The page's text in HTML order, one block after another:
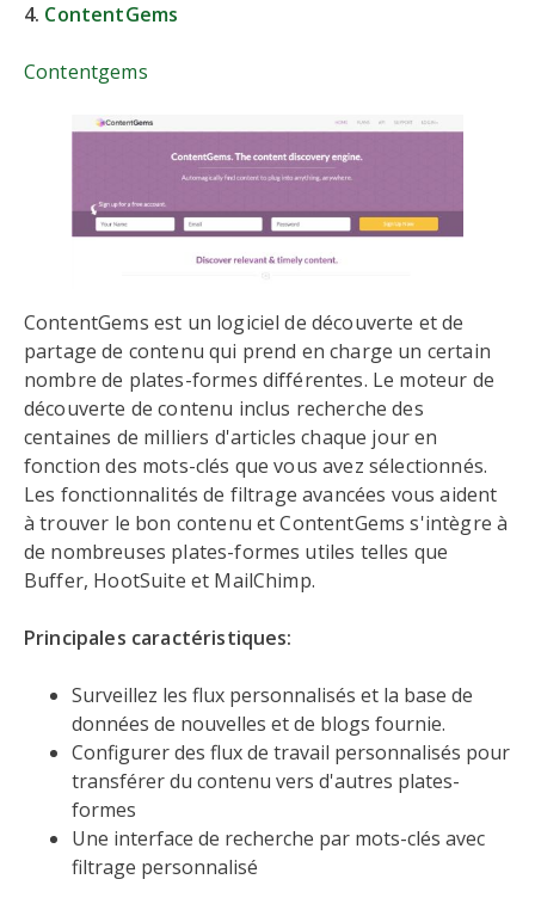
4. ContentGems
Contentgems
ContentGems est un logiciel de découverte et de
partage de contenu qui prend en charge un certain
nombre de plates-formes différentes. Le moteur de
découverte de contenu inclus recherche des
centaines de milliers d'articles chaque jour en
fonction des mots-clés que vous avez sélectionnés.
Les fonctionnalités de filtrage avancées vous aident
à trouver le bon contenu et ContentGems s'intègre à
de nombreuses plates-formes utiles telles que
Buffer, HootSuite et MailChimp.
Principales caractéristiques:
Surveillez les flux personnalisés et la base de
données de nouvelles et de blogs fournie.
Configurer des flux de travail personnalisés pour
transférer du contenu vers d'autres plates-
formes
Une interface de recherche par mots-clés avec
filtrage personnalisé